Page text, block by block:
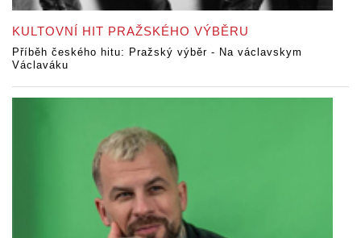
KULTOVNÍ HIT PRAŽSKÉHO VÝBĚRU
Příběh českého hitu: Pražský výběr - Na václavskym
Václaváku